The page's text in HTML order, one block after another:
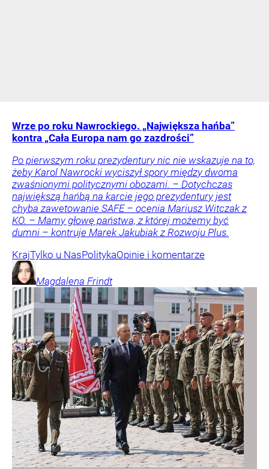
Wrze po roku Nawrockiego. „Największa hańba”
kontra „Cała Europa nam go zazdrości”
Po pierwszym roku prezydentury nic nie wskazuje na to,
żeby Karol Nawrocki wyciszył spory między dwoma
zwaśnionymi politycznymi obozami. – Dotychczas
największą hańbą na karcie jego prezydentury jest
chyba zawetowanie SAFE – ocenia Mariusz Witczak z
KO. – Mamy głowę państwa, z której możemy być
dumni – kontruje Marek Jakubiak z Rozwoju Plus.
KrajTylko u NasPolitykaOpinie i komentarze
Magdalena Frindt